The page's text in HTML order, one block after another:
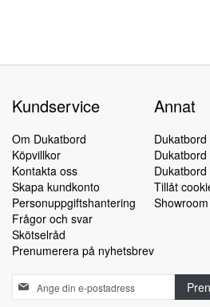
Kundservice
Om Dukatbord
Köpvillkor
Kontakta oss
Skapa kundkonto
Personuppgiftshantering
Frågor och svar
Skötselråd
Prenumerera på nyhetsbrev
Annat
Tillåt
Sign
Up